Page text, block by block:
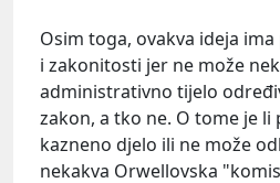
Osim toga, ovakva ideja
i zakonitosti jer ne može
administrativno tijelo
zakon, a tko ne. O tome je li
kazneno djelo ili ne može
nekakva Orwellovska